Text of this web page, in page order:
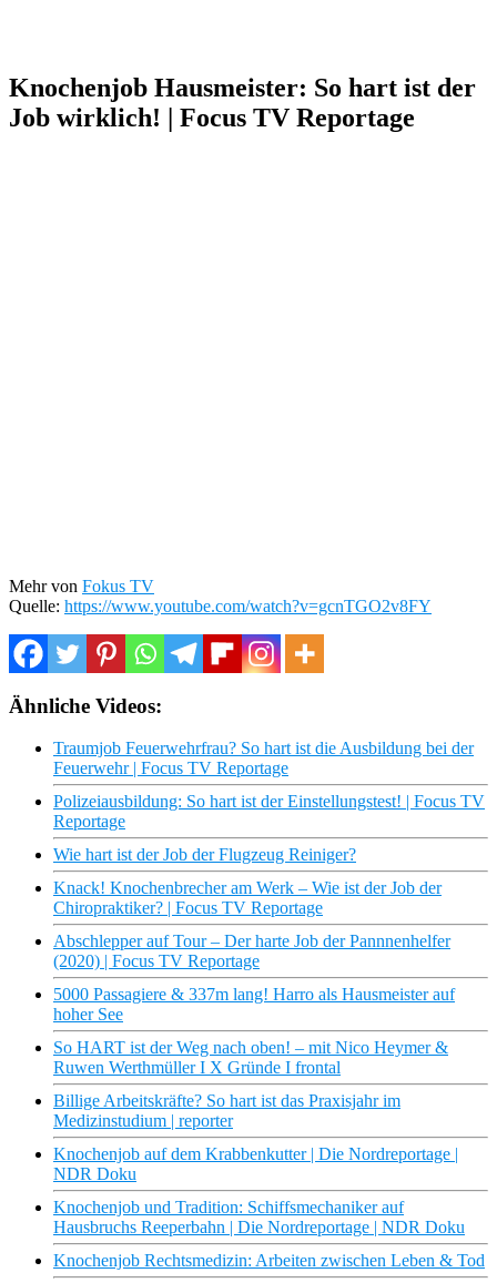
Knochenjob Hausmeister: So hart ist der
Job wirklich! | Focus TV Reportage
Mehr von Fokus TV
Quelle: https://www.youtube.com/watch?v=gcnTGO2v8FY
Ähnliche Videos:
Traumjob Feuerwehrfrau? So hart ist die Ausbildung bei der
Feuerwehr | Focus TV Reportage
Polizeiausbildung: So hart ist der Einstellungstest! | Focus TV
Reportage
Wie hart ist der Job der Flugzeug Reiniger?
Knack! Knochenbrecher am Werk – Wie ist der Job der
Chiropraktiker? | Focus TV Reportage
Abschlepper auf Tour – Der harte Job der Pannnenhelfer
(2020) | Focus TV Reportage
5000 Passagiere & 337m lang! Harro als Hausmeister auf
hoher See
So HART ist der Weg nach oben! – mit Nico Heymer &
Ruwen Werthmüller I X Gründe I frontal
Billige Arbeitskräfte? So hart ist das Praxisjahr im
Medizinstudium | reporter
Knochenjob auf dem Krabbenkutter | Die Nordreportage |
NDR Doku
Knochenjob und Tradition: Schiffsmechaniker auf
Hausbruchs Reeperbahn | Die Nordreportage | NDR Doku
Knochenjob Rechtsmedizin: Arbeiten zwischen Leben & Tod